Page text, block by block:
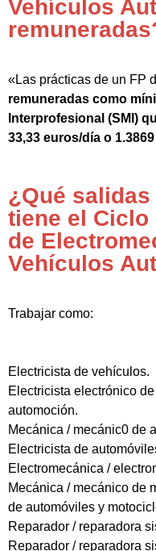
Vehículos
«Las prácticas de un FP
remuneradas como
Interprofesional (SMI)
33,33 euros/día o
¿Qué
tiene el Ciclo
de
Vehículos
Trabajar como:
Electricista de vehículos.
Electricista electrónico
automoción.
Mecánica / mecánic0 de
Electricista de
Electromecánica /
Mecánica / mecánico de
de automóviles y
Reparador / reparadora
Reparador / reparadora